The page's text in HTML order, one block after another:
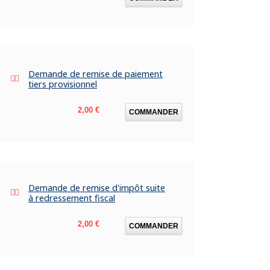
Demande de remise de paiement
tiers provisionnel
Prix
2,00 € COMMANDER
Demande de remise d'impôt suite
à redressement fiscal
Prix
2,00 € COMMANDER